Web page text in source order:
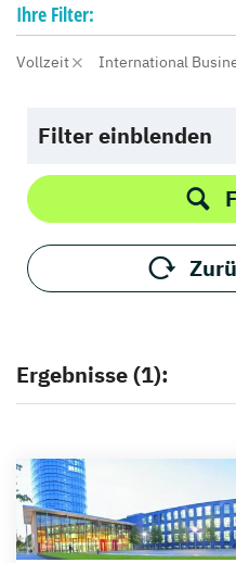
Ihre Filter:
Vollzeit International
Filter einblenden
Ergebnisse (1):